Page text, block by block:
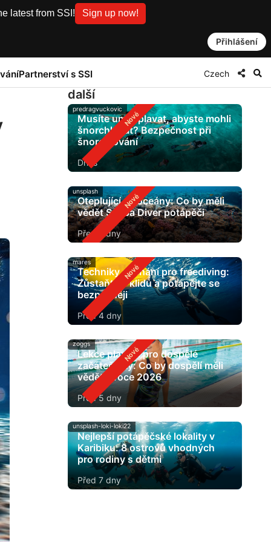
latest from SSI! Sign up now!
Přihlášení
Partnerství s SSI Czech
další
predragvuckovic
Musíte umět plavat, abyste mohli
šnorchlovat? Bezpečnost při
šnorchlování
Dnes
unsplash
Oteplující se oceány: Co by měli
vědět Scuba Diver potápěči
Před 2 dny
mares
Techniky dýchání pro freediving:
Zůstaňte v klidu a potápějte se
bezpečněji
Před 4 dny
zoggs
Lekce plavání pro dospělé
začátečníky: Co by dospělí měli
vědět v roce 2026
Před 5 dny
unsplash-loki-loki22
Nejlepší potápěčské lokality v
Karibiku: 8 ostrovů vhodných
pro rodiny s dětmi
Před 7 dny